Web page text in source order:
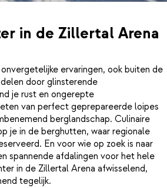
in de Zillertal Arena
ervaringen, ook buiten de
door glinsterende
je rust en ongerepte
van perfect geprepareerde loipes
berglandschap. Culinaire
je in de berghutten, waar regionale
En voor wie op zoek is naar
spannende afdalingen voor het hele
in de Zillertal Arena afwisselend,
tegelijk.